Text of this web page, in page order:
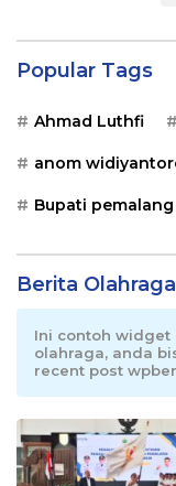
Popular Tags
Ahmad Luthfi
anom
Bupati pemalang
Berita Olahraga
Ini contoh
olahraga, anda
recent post